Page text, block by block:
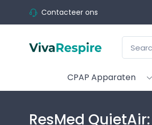
Contacteer ons
CPAP Apparaten
ResMed